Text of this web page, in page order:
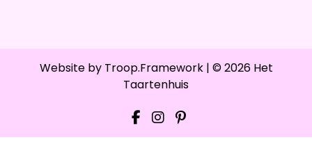
Website by Troop.Framework| © 2026 Het
Taartenhuis